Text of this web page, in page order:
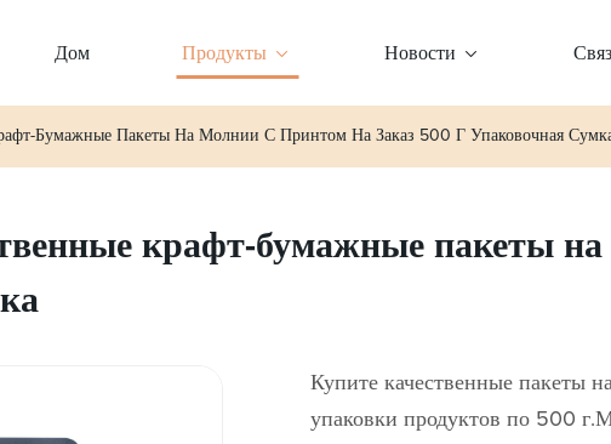
Дом Продукты Новости
Бумажные Пакеты На Молнии С Принтом На Заказ 500 Г Упаковочная
крафт-бумажные пакеты
Купите качественные пакеты
упаковки продуктов по 500